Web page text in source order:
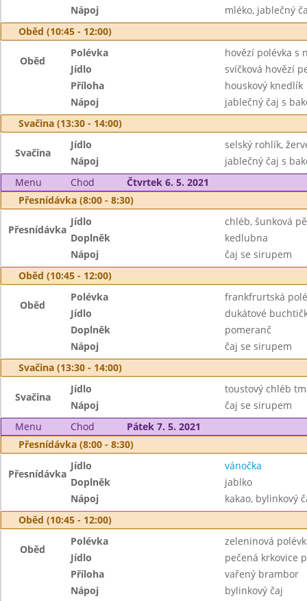
Nápoj
mléko, jablečný
Oběd (10:45 - 12:00)
Oběd
Polévka
hovězí polévka s
Jídlo
svíčková hovězí
Příloha
houskový knedlík
Nápoj
jablečný čaj s
Svačina (13:30 - 14:00)
Svačina
Jídlo
selský rohlík,
Nápoj
jablečný čaj s
Menu
Chod
Čtvrtek 6. 5. 2021
Přesnídávka (8:00 - 8:30)
Přesnídávka
Jídlo
chléb, šunková
Doplněk
kedlubna
Nápoj
čaj se sirupem
Oběd (10:45 - 12:00)
Oběd
Polévka
frankfrurtská
Jídlo
dukátové
Doplněk
pomeranč
Nápoj
čaj se sirupem
Svačina (13:30 - 14:00)
Svačina
Jídlo
toustový chléb
Nápoj
čaj se sirupem
Menu
Chod
Pátek 7. 5. 2021
Přesnídávka (8:00 - 8:30)
Přesnídávka
Jídlo
vánočka
Doplněk
jablko
Nápoj
kakao, bylinkový
Oběd (10:45 - 12:00)
Oběd
Polévka
zeleninová
Jídlo
pečená krkovice
Příloha
vařený brambor
Nápoj
bylinkový čaj